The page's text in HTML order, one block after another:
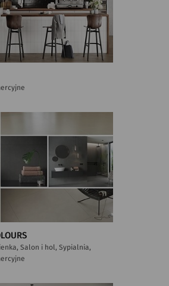
Salon i hol, Sypialnia,